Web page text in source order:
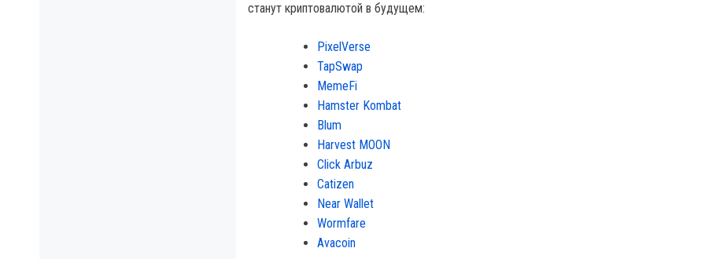
станут криптовалютой в будущем:
PixelVerse
TapSwap
MemeFi
Hamster Kombat
Blum
Harvest MOON
Click Arbuz
Catizen
Near Wallet
Wormfare
Avacoin